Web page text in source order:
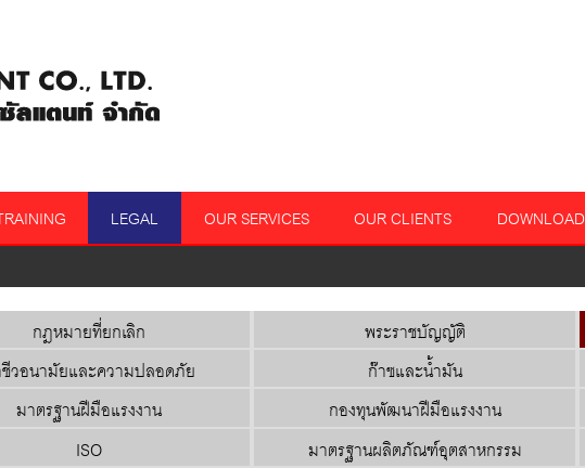
LEGAL OUR SERVICES OUR CLIENTS DOWNLOAD
กฎหมายที่ยกเลิก พระราชบัญญัติ
วอนามัยและความปลอดภัย ก๊าซและน้ำมัน
มาตรฐานฝีมือแรงงาน กองทุนพัฒนาฝีมือแรงงาน
ISO มาตรฐานผลิตภัณฑ์อุตสาหกรรม